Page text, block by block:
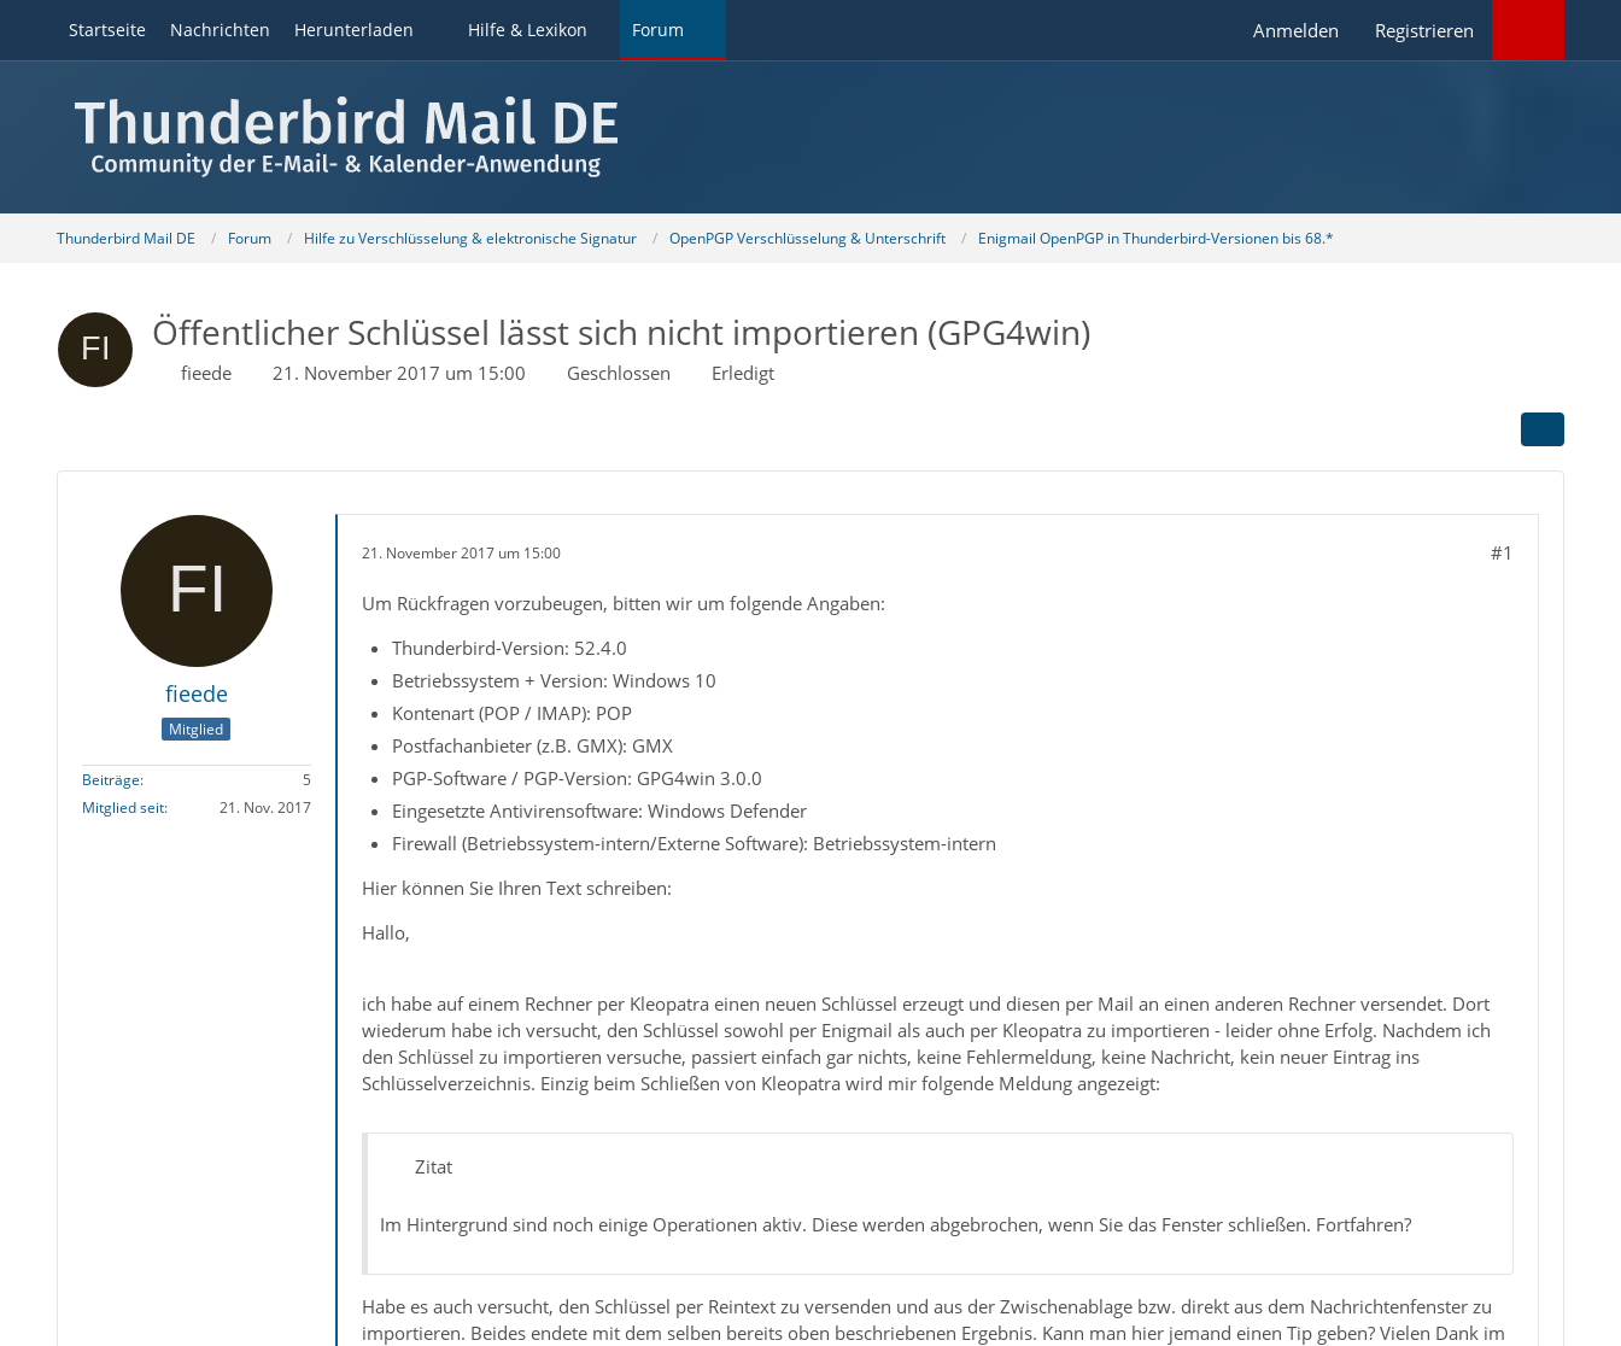
Startseite Nachrichten Herunterladen Hilfe & Lexikon Forum Anmelden Registrieren
Thunderbird Mail DE Forum Hilfe zu Verschlüsselung & elektronische Signatur OpenPGP Verschlüsselung & Unterschrift Enigmail OpenPGP in Thunderbird-Versionen bis 68.*
Öffentlicher Schlüssel lässt sich nicht importieren (GPG4win)
fieede 21. November 2017 um 15:00 Geschlossen Erledigt
fieede
Mitglied
Beiträge
5
Mitglied seit
21. Nov. 2017
21. November 2017 um 15:00 #1
Um Rückfragen vorzubeugen, bitten wir um folgende Angaben:
Thunderbird-Version: 52.4.0
Betriebssystem + Version: Windows 10
Kontenart (POP / IMAP): POP
Postfachanbieter (z.B. GMX): GMX
PGP-Software / PGP-Version: GPG4win 3.0.0
Eingesetzte Antivirensoftware: Windows Defender
Firewall (Betriebssystem-intern/Externe Software): Betriebssystem-intern
Hier können Sie Ihren Text schreiben:
Hallo,
ich habe auf einem Rechner per Kleopatra einen neuen Schlüssel erzeugt und diesen per Mail an einen anderen Rechner versendet. Dort
wiederum habe ich versucht, den Schlüssel sowohl per Enigmail als auch per Kleopatra zu importieren - leider ohne Erfolg. Nachdem ich
den Schlüssel zu importieren versuche, passiert einfach gar nichts, keine Fehlermeldung, keine Nachricht, kein neuer Eintrag ins
Schlüsselverzeichnis. Einzig beim Schließen von Kleopatra wird mir folgende Meldung angezeigt:
Zitat
Im Hintergrund sind noch einige Operationen aktiv. Diese werden abgebrochen, wenn Sie das Fenster schließen. Fortfahren?
Habe es auch versucht, den Schlüssel per Reintext zu versenden und aus der Zwischenablage bzw. direkt aus dem Nachrichtenfenster zu
importieren. Beides endete mit dem selben bereits oben beschriebenen Ergebnis. Kann man hier jemand einen Tip geben? Vielen Dank im